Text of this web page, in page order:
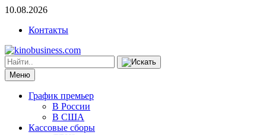
10.08.2026
Контакты
Меню
График премьер
В России
В США
Кассовые сборы